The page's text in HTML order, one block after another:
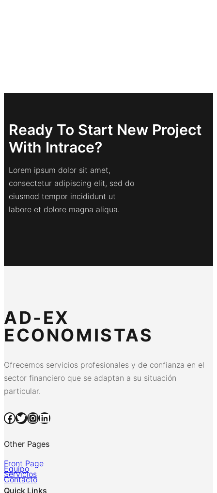
Ready To Start New Project
With Intrace?
Lorem ipsum dolor sit amet,
consectetur adipiscing elit, sed do
eiusmod tempor incididunt ut
labore et dolore magna aliqua.
AD-EX
ECONOMISTAS
Ofrecemos servicios profesionales y de confianza en el
sector financiero que se adaptan a su situación
particular.
Facebook Twitter InstagramLinkedIn
Other Pages
Front Page
Equipo
Servicios
Contacto
Quick Links